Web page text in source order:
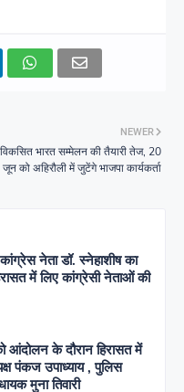
NEWER
विकसित भारत सम्मेलन की तैयारी तेज, 20
जून को अहिरौली में जुटेंगे भाजपा कार्यकर्ता
नेता डॉ. स्नेहाशीष का
में लिए कांग्रेसी नेताओं की
आंदोलन के दौरान हिरासत में
पंकज उपाध्याय , पुलिस
मुना तिवारी